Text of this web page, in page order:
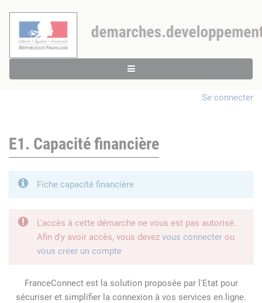
Se connecter
E1. Capacité financière
Fiche capacité financière
L'accès à cette démarche ne vous est pas autorisé.
Afin d'y avoir accès, vous devez vous connecter ou
vous créer un compte
FranceConnect est la solution proposée par l'Etat pour
sécuriser et simplifier la connexion à vos services en ligne.